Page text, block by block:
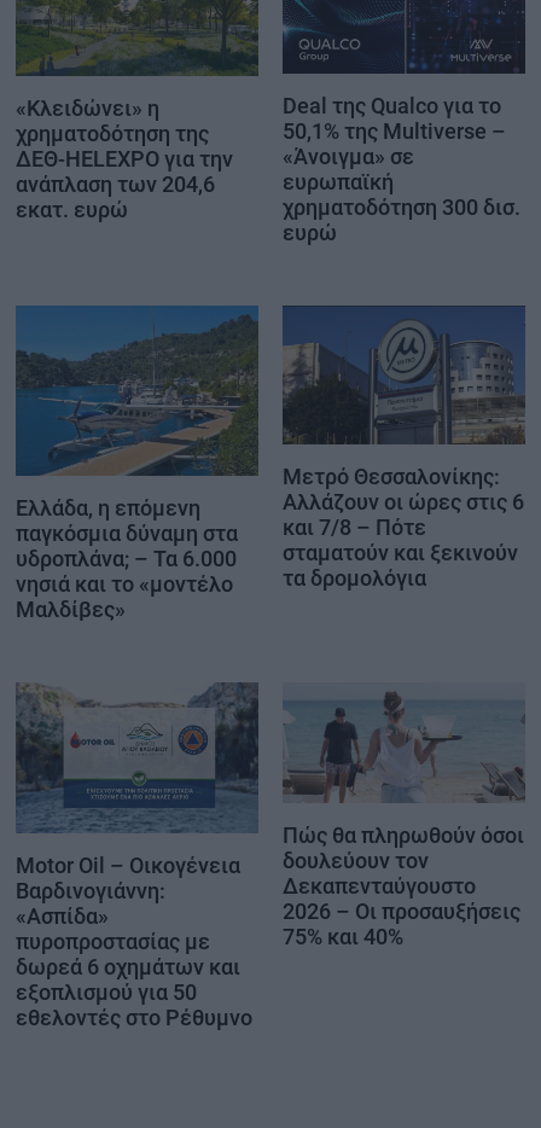
«Κλειδώνει» η
χρηματοδότηση της
ΔΕΘ-HELEXPO για την
ανάπλαση των 204,6
εκατ. ευρώ
Deal της Qualco για το
50,1% της Multiverse –
«Άνοιγμα» σε
ευρωπαϊκή
χρηματοδότηση 300 δισ.
ευρώ
Ελλάδα, η επόμενη
παγκόσμια δύναμη στα
υδροπλάνα; – Τα 6.000
νησιά και το «μοντέλο
Μαλδίβες»
Μετρό Θεσσαλονίκης:
Αλλάζουν οι ώρες στις 6
και 7/8 – Πότε
σταματούν και ξεκινούν
τα δρομολόγια
Motor Oil – Οικογένεια
Βαρδινογιάννη:
«Ασπίδα»
πυροπροστασίας με
δωρεά 6 οχημάτων και
εξοπλισμού για 50
εθελοντές στο Ρέθυμνο
Πώς θα πληρωθούν όσοι
δουλεύουν τον
Δεκαπενταύγουστο
2026 – Οι προσαυξήσεις
75% και 40%